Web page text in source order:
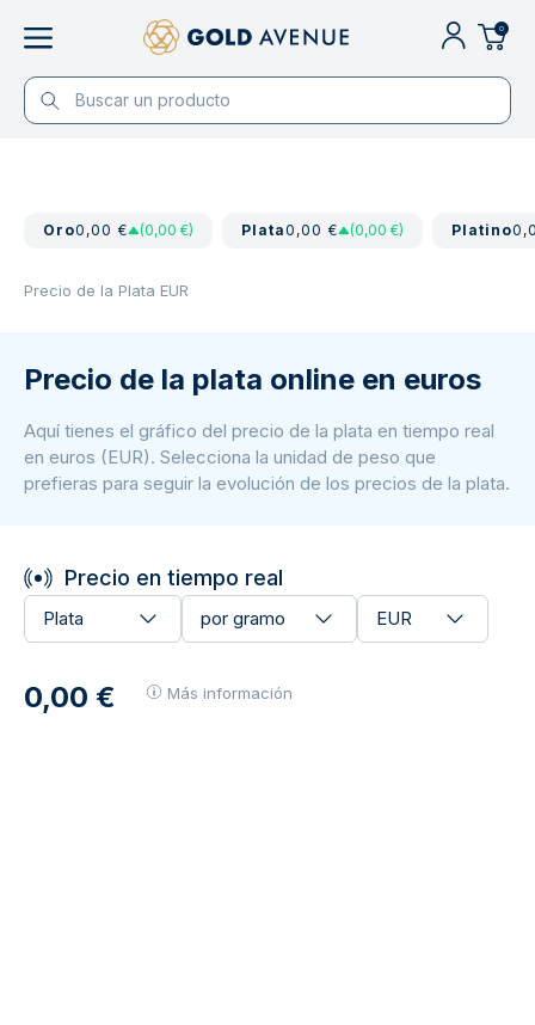
0
Oro0,00 € (0,00 €) Plata0,00 € (0,00 €) Platino
Precio de la Plata EUR
Precio de la plata online en euros
Aquí tienes el gráfico del precio de la plata en tiempo real
en euros (EUR). Selecciona la unidad de peso que
prefieras para seguir la evolución de los precios de la plata.
Precio en tiempo real
Plata por gramo EUR
0,00 € Más información